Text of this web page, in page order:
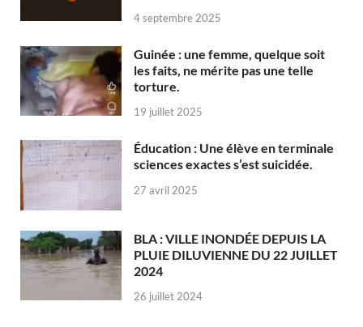
4 septembre 2025
Guinée : une femme, quelque soit
les faits, ne mérite pas une telle
torture.
19 juillet 2025
Éducation : Une élève en terminale
sciences exactes s’est suicidée.
27 avril 2025
BLA : VILLE INONDÉE DEPUIS LA
PLUIE DILUVIENNE DU 22 JUILLET
2024
26 juillet 2024